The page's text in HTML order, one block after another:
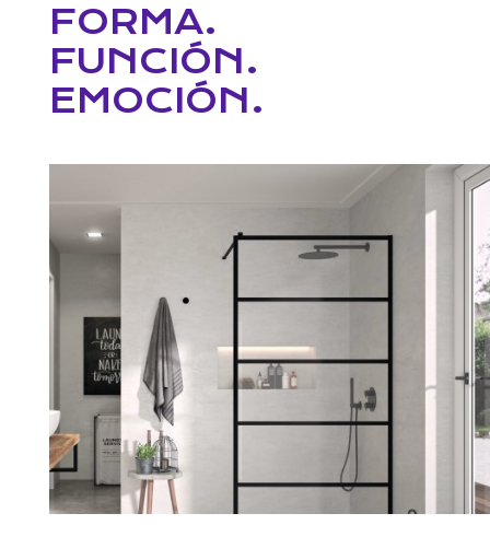
FORMA.
FUNCIÓN.
EMOCIÓN.